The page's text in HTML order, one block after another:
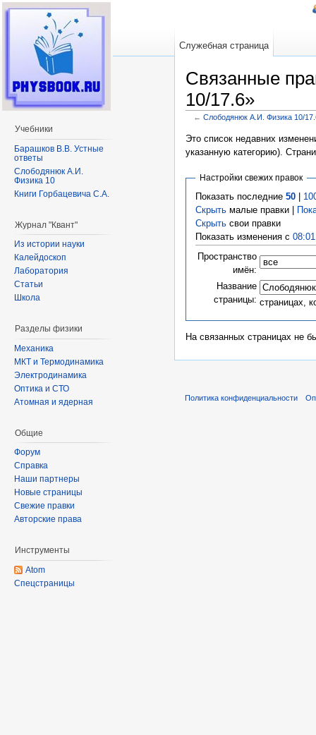
Связанные
10/17.6»
← Слободянюк А.И. Физика 10/
Это список недавних
указанную категорию).
Настройки свежих правок
Показать последние 50|
Скрытьмалые правки |
Скрытьсвои правки
Показать изменения с
Пространство
имён:
Название
страницы: страницах,
На связанных страницах не
Служебная страница
Учебники
Барашков В.В. Устные
ответы
Слободянюк А.И.
Физика 10
Книги Горбацевича С.А.
Журнал "Квант"
Из истории науки
Калейдоскоп
Лаборатория
Статьи
Школа
Разделы физики
Механика
МКТ и Термодинамика
Электродинамика
Оптика и СТО
Атомная и ядерная
Общие
Форум
Справка
Наши партнеры
Новые страницы
Свежие правки
Авторские права
Инструменты
Atom
Спецстраницы
Политика конфиденциальности